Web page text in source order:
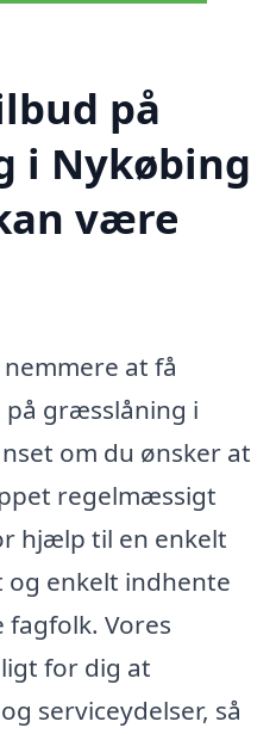
på
i Nykøbing
være
at få
græsslåning i
om du ønsker at
regelmæssigt
hjælp til en enkelt
enkelt indhente
Vores
for dig at
serviceydelser, så